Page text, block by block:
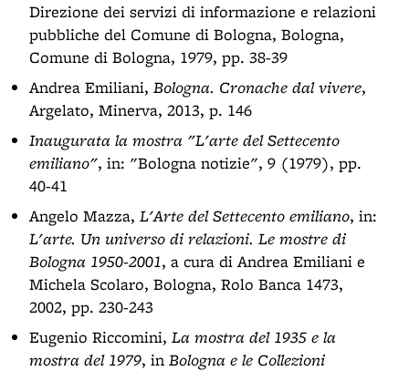
Direzione dei servizi di informazione e relazioni
pubbliche del Comune di Bologna, Bologna,
Comune di Bologna, 1979, pp. 38-39
Andrea Emiliani, Bologna. Cronache dal vivere,
Argelato, Minerva, 2013, p. 146
Inaugurata la mostra "L'arte del Settecento
emiliano", in: "Bologna notizie", 9 (1979), pp.
40-41
Angelo Mazza, L'Arte del Settecento emiliano, in:
L'arte. Un universo di relazioni. Le mostre di
Bologna 1950-2001, a cura di Andrea Emiliani e
Michela Scolaro, Bologna, Rolo Banca 1473,
2002, pp. 230-243
Eugenio Riccomini, La mostra del 1935 e la
mostra del 1979, in Bologna e le Collezioni